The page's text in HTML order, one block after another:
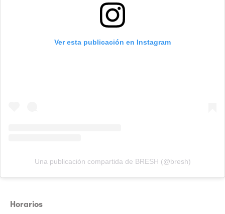
Ver esta publicación en Instagram
Una publicación compartida de BRESH (@bresh)
Horarios